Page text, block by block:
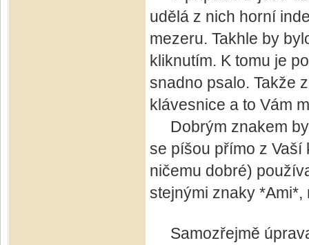
udělá z nich horní
mezeru. Takhle by
kliknutím. K tomu je
snadno psalo. Takže
klávesnice a to Vám
Dobrým znakem by
se píšou přímo z
ničemu dobré)
stejnými znaky *Ami*,
Samozřejmě